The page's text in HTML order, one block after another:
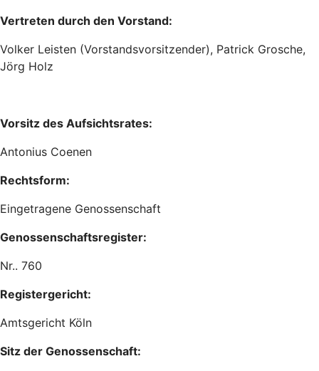
Vertreten durch den Vorstand:
Volker Leisten (Vorstandsvorsitzender), Patrick Grosche,
Jörg Holz
Vorsitz des Aufsichtsrates:
Antonius Coenen
Rechtsform:
Eingetragene Genossenschaft
Genossenschaftsregister:
Nr.. 760
Registergericht:
Amtsgericht Köln
Sitz der Genossenschaft: